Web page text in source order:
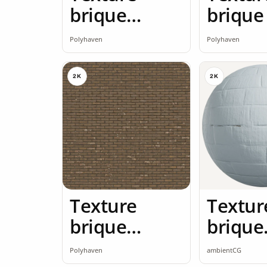
brique
brique rouge
2K
Polyhaven
brique
Polyhaven
2K
Texture
brique
brique rouge
Polyhaven
2K
brique
brique
ambientCG